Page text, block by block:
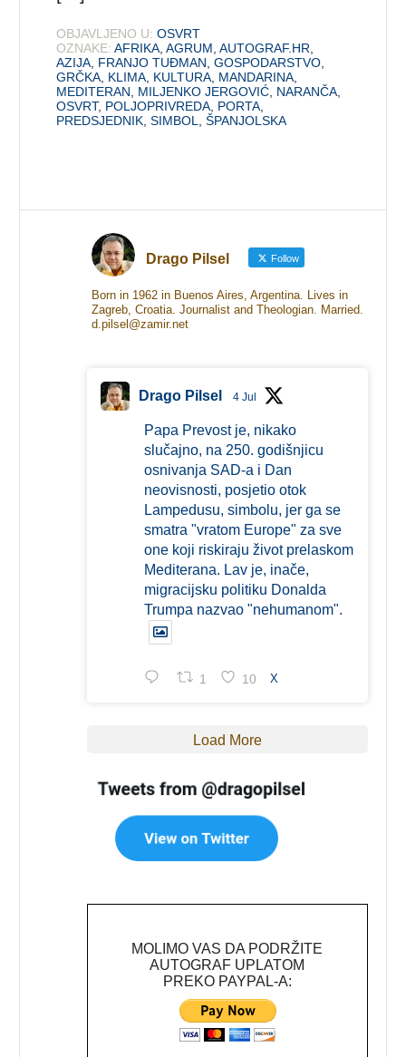
OBJAVLJENO U: OSVRT
OZNAKE: AFRIKA ,AGRUM ,AUTOGRAF.HR
AZIJA FRANJO TUĐMAN ,GOSPODARSTVO
GRČKA KLIMA KULTURA MANDARINA
MEDITERAN
MILJENKO JERGOVIĆ NARANČA
OSVRT, POLJOPRIVREDA PORTA
PREDSJEDNIK ,SIMBOL ,ŠPANJOLSKA
Drago Pilsel Follow
Born in 1962 in Buenos Aires, Argentina. Lives in
Zagreb, Croatia. Journalist and Theologian. Married.
d.pilsel@zamir.net
Drago Pilsel 4 Jul
Papa Prevost je, nikako
slučajno, na 250. godišnjicu
osnivanja SAD-a i Dan
neovisnosti, posjetio otok
Lampedusu, simbolu, jer ga se
smatra "vratom Europe" za sve
one koji riskiraju život prelaskom
Mediterana. Lav je, inače,
migracijsku politiku Donalda
Trumpa nazvao "nehumanom".
1 10 X
Load More
MOLIMO VAS DA PODRŽITE
AUTOGRAF UPLATOM
PREKO PAYPAL-A: